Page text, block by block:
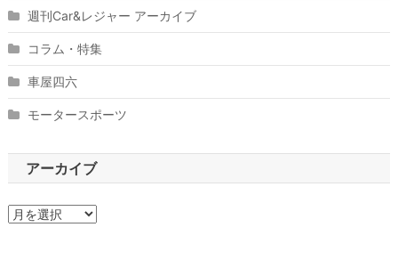
週刊Car&レジャー アーカイブ
コラム・特集
車屋四六
モータースポーツ
アーカイブ
ア